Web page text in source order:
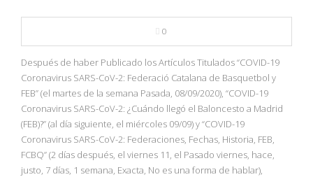
0
Después de haber Publicado los Artículos Titulados “COVID-19
Coronavirus SARS-CoV-2: Federació Catalana de Basquetbol y
FEB” (el martes de la semana Pasada, 08/09/2020), “COVID-19
Coronavirus SARS-CoV-2: ¿Cuándo llegó el Baloncesto a Madrid
(FEB)?” (al día siguiente, el miércoles 09/09) y “COVID-19
Coronavirus SARS-CoV-2: Federaciones, Fechas, Historia, FEB,
FCBQ” (2 días después, el viernes 11, el Pasado viernes, hace,
justo, 7 días, 1 semana, Exacta, No es una forma de hablar),